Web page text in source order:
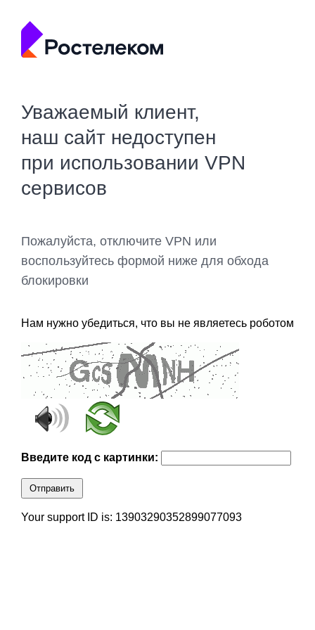
Уважаемый клиент,
наш сайт недоступен
при использовании VPN
сервисов
Пожалуйста, отключите VPN или
воспользуйтесь формой ниже для обхода
блокировки
Нам нужно убедиться, что вы не являетесь роботом
Введите код с картинки:
Отправить
Your support ID is: 13903290352899077093